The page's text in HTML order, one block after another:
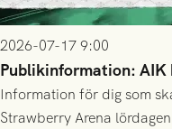
2026-07-17 9:00
Publikinformation:
Information för dig som
Strawberry Arena